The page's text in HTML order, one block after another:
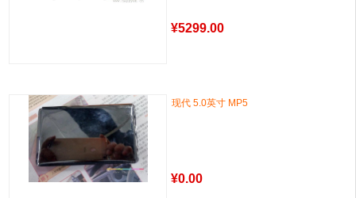
¥5299.00
现代 5.0英寸 MP5
¥0.00